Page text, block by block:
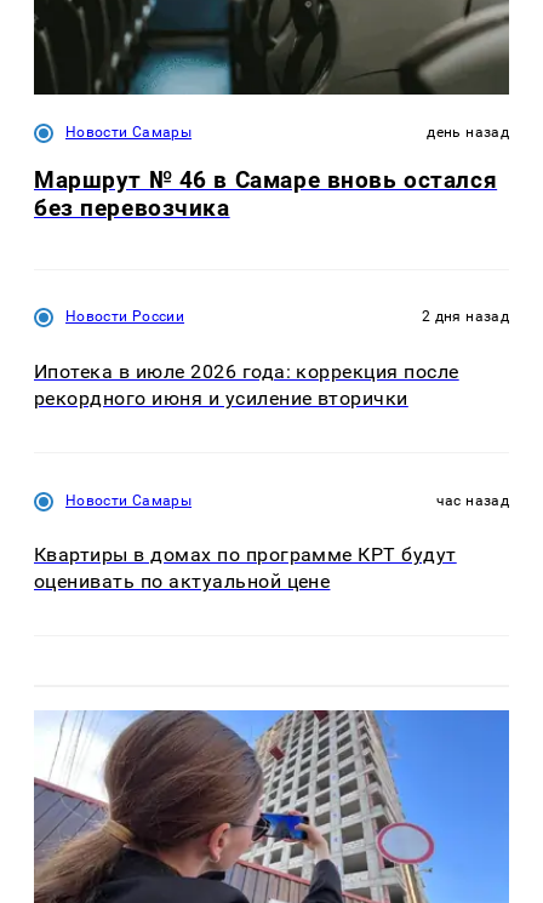
Новости Самары день назад
Маршрут № 46 в Самаре вновь остался
без перевозчика
Новости России 2 дня назад
Ипотека в июле 2026 года: коррекция после
рекордного июня и усиление вторички
Новости Самары час назад
Квартиры в домах по программе КРТ будут
оценивать по актуальной цене